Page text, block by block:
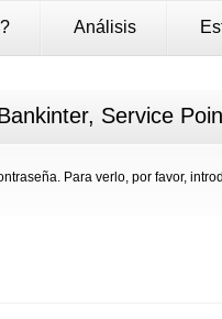
Análisis
Service
Para verlo, por favor,